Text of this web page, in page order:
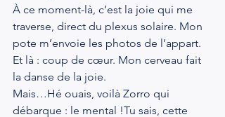
À ce moment-là, c’est la joie qui me
traverse, direct du plexus solaire. Mon
pote m’envoie les photos de l’appart.
Et là : coup de cœur. Mon cerveau fait
la danse de la joie.
Mais…Hé ouais, voilà Zorro qui
débarque : le mental !Tu sais, cette